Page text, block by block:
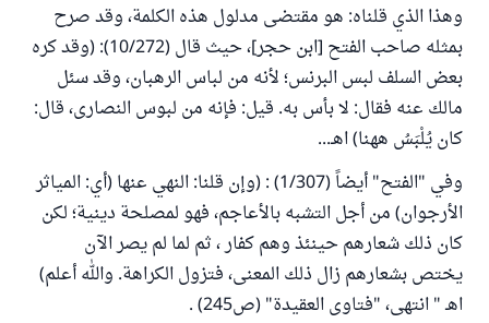
وهذا الذي قلناه: هو مقتضى مدلول هذه الكلمة، وقد صرح
بمثله صاحب الفتح [ابن حجر]، حيث قال (10/272): (وقد كره
بعض السلف لبس البرنس؛ لأنه من لباس الرهبان، وقد سئل
مالك عنه فقال: لا بأس به. قيل: فإنه من لبوس النصارى، قال:
كان يُلْبَسُ ههنا) اهـ...
وفي "الفتح" أيضاً (1/307) : (وإن قلنا: النهي عنها (أي: المياثر
الأرجوان) من أجل التشبه بالأعاجم، فهو لمصلحة دينية؛ لكن
كان ذلك شعارهم حينئذ وهم كفار ، ثم لما لم يصر الآن
يختص بشعارهم زال ذلك المعنى، فتزول الكراهة. والله أعلم)
اهـ " انتهى، "فتاوى العقيدة" (ص245) .